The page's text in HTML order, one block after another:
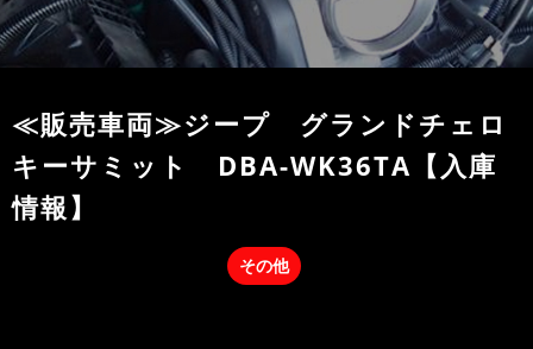
≪販売車両≫ジープ グランドチェロ
キーサミット DBA-WK36TA【入庫
情報】
その他